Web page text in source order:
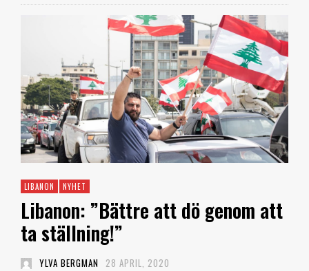
LIBANON NYHET
Libanon: ”Bättre att dö genom att
ta ställning!”
YLVA BERGMAN 28 APRIL, 2020